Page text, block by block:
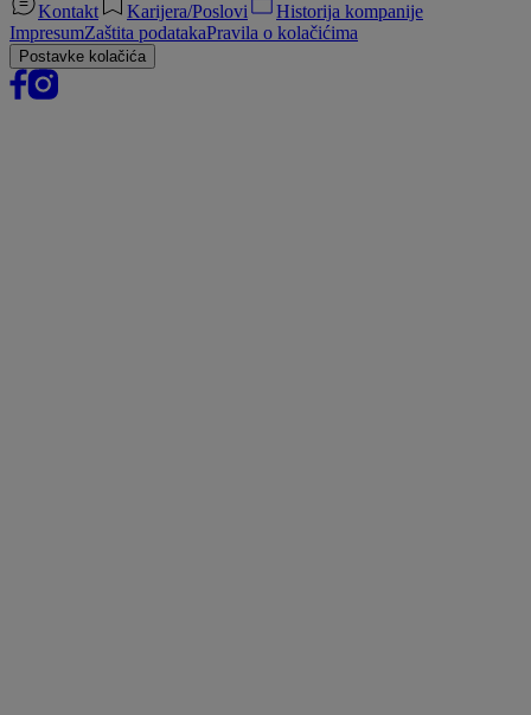
Kontakt Karijera/Poslovi
Historija kompanije
ImpresumZaštita podatakaPravila o kolačićima
Postavke kolačića